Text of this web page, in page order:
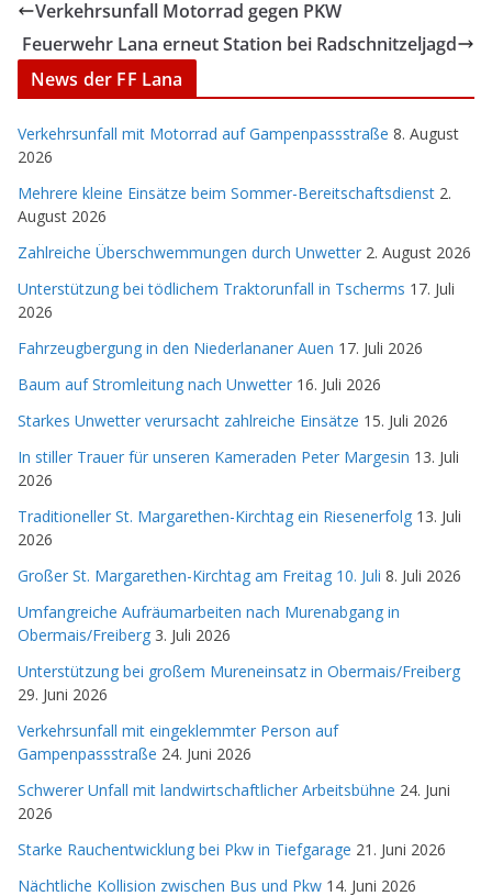
Verkehrsunfall Motorrad gegen PKW
Feuerwehr Lana erneut Station bei Radschnitzeljagd
News der FF Lana
Verkehrsunfall mit Motorrad auf Gampenpassstraße 8. August
2026
Mehrere kleine Einsätze beim Sommer-Bereitschaftsdienst 2.
August 2026
Zahlreiche Überschwemmungen durch Unwetter 2. August 2026
Unterstützung bei tödlichem Traktorunfall in Tscherms 17. Juli
2026
Fahrzeugbergung in den Niederlananer Auen 17. Juli 2026
Baum auf Stromleitung nach Unwetter 16. Juli 2026
Starkes Unwetter verursacht zahlreiche Einsätze 15. Juli 2026
In stiller Trauer für unseren Kameraden Peter Margesin 13. Juli
2026
Traditioneller St. Margarethen-Kirchtag ein Riesenerfolg 13. Juli
2026
Großer St. Margarethen-Kirchtag am Freitag 10. Juli 8. Juli 2026
Umfangreiche Aufräumarbeiten nach Murenabgang in
Obermais/Freiberg 3. Juli 2026
Unterstützung bei großem Mureneinsatz in Obermais/Freiberg
29. Juni 2026
Verkehrsunfall mit eingeklemmter Person auf
Gampenpassstraße 24. Juni 2026
Schwerer Unfall mit landwirtschaftlicher Arbeitsbühne 24. Juni
2026
Starke Rauchentwicklung bei Pkw in Tiefgarage 21. Juni 2026
Nächtliche Kollision zwischen Bus und Pkw 14. Juni 2026